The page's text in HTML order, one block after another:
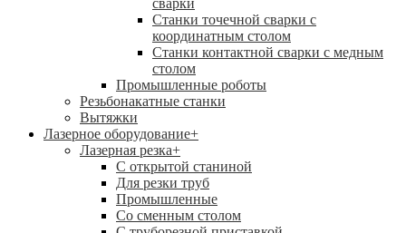
сварки
Станки точечной сварки с
координатным столом
Станки контактной сварки с медным
столом
Промышленные роботы
Резьбонакатные станки
Вытяжки
Лазерное оборудование+
Лазерная резка+
С открытой станиной
Для резки труб
Промышленные
Со сменным столом